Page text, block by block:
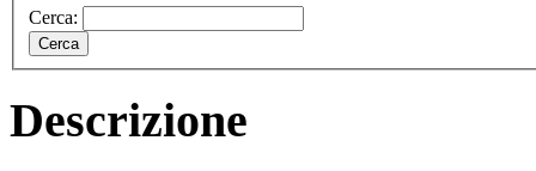
Cerca:
Descrizione